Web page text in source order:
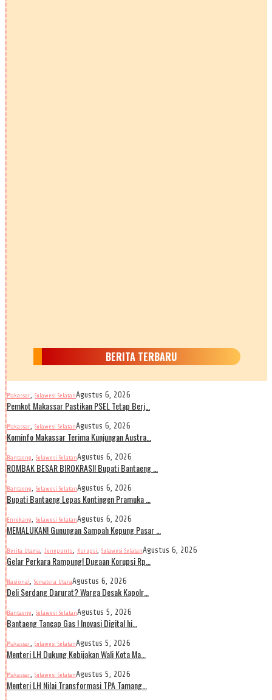
BERITA TERBARU
Makassar, Sulawesi SelatanAgustus 6, 2026
Pemkot Makassar Pastikan PSEL Tetap Berj…
Makassar, Sulawesi SelatanAgustus 6, 2026
Kominfo Makassar Terima Kunjungan Austra…
Bantaeng, Sulawesi SelatanAgustus 6, 2026
ROMBAK BESAR BIROKRASI! Bupati Bantaeng …
Bantaeng, Sulawesi SelatanAgustus 6, 2026
Bupati Bantaeng Lepas Kontingen Pramuka …
Enrekang, Sulawesi SelatanAgustus 6, 2026
MEMALUKAN! Gunungan Sampah Kepung Pasar …
Berita Utama, Jeneponto, Korupsi, Sulawesi SelatanAgustus 6, 2026
Gelar Perkara Rampung! Dugaan Korupsi Rp…
Nasional, Sumatera UtaraAgustus 6, 2026
Deli Serdang Darurat? Warga Desak Kapolr…
Bantaeng, Sulawesi SelatanAgustus 5, 2026
Bantaeng Tancap Gas ! Inovasi Digital hi…
Makassar, Sulawesi SelatanAgustus 5, 2026
Menteri LH Dukung Kebijakan Wali Kota Ma…
Makassar, Sulawesi SelatanAgustus 5, 2026
Menteri LH Nilai Transformasi TPA Tamang…